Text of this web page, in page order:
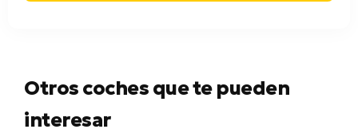
Otros coches que te pueden
interesar